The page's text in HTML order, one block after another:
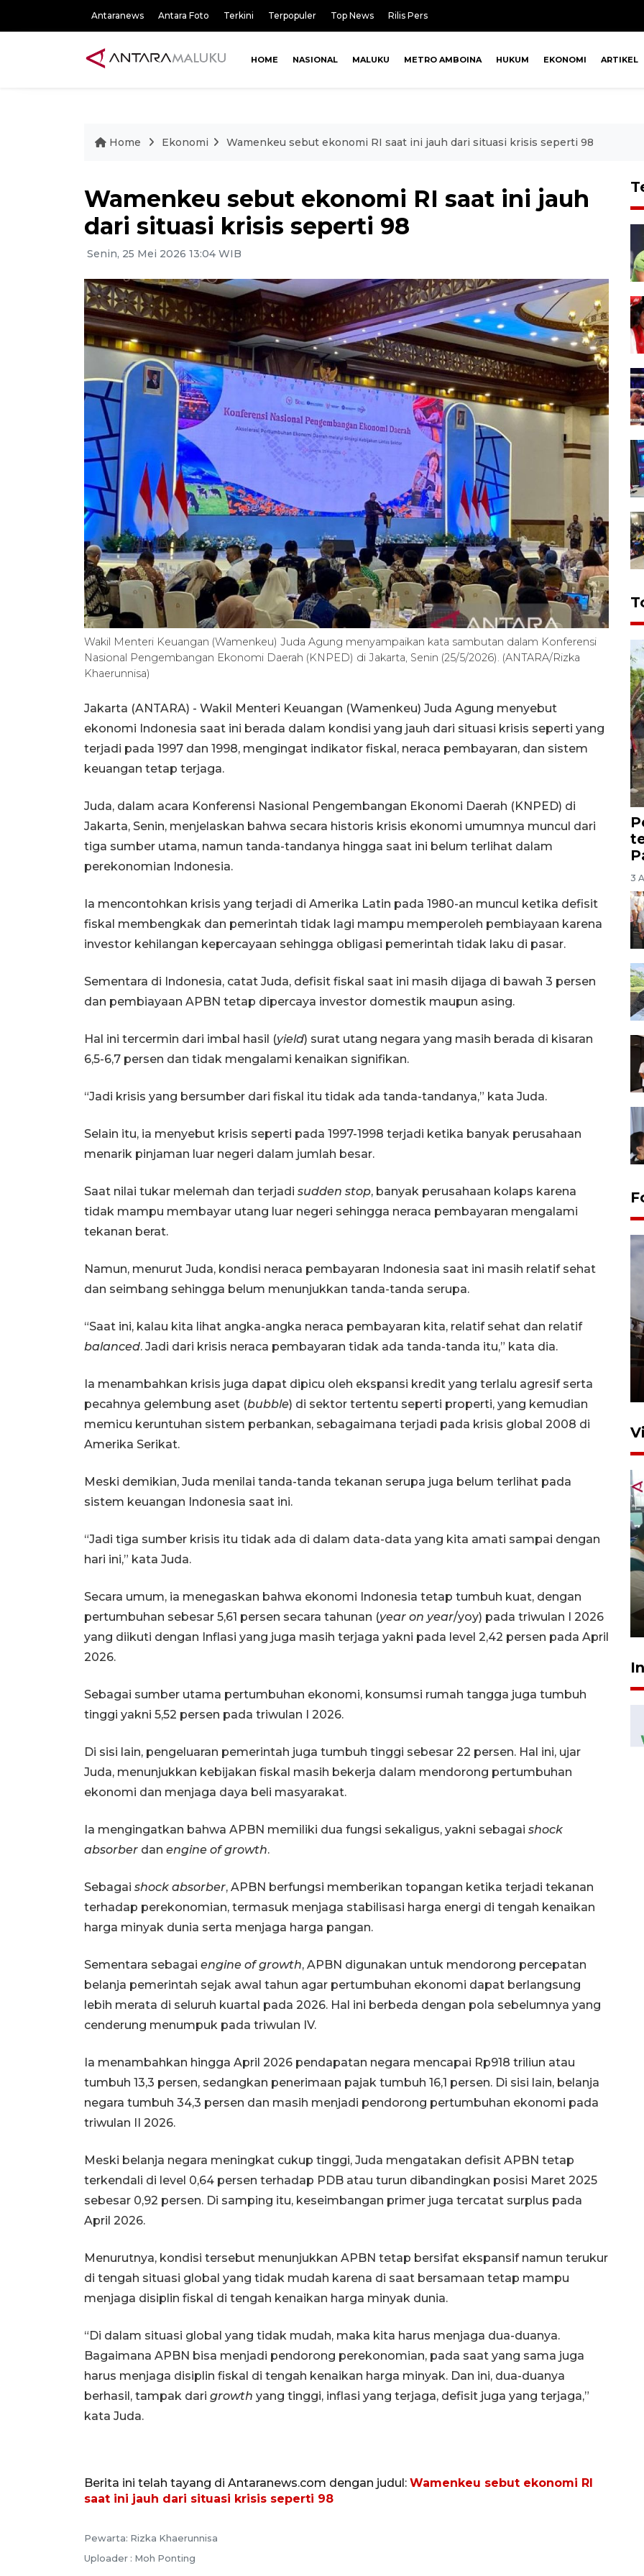
Antaranews Antara Foto Terkini Terpopuler Top News Rilis Pers
HOME NASIONAL MALUKU METRO AMBOINA HUKUM EKONOMI ARTIKEL
Home Ekonomi Wamenkeu sebut ekonomi RI saat ini jauh dari situasi krisis seperti 98
Wamenkeu sebut ekonomi RI saat ini jauh
dari situasi krisis seperti 98
Senin, 25 Mei 2026 13:04 WIB
Wakil Menteri Keuangan (Wamenkeu) Juda Agung menyampaikan kata sambutan dalam Konferensi
Nasional Pengembangan Ekonomi Daerah (KNPED) di Jakarta, Senin (25/5/2026). (ANTARA/Rizka
Khaerunnisa)
Jakarta (ANTARA) - Wakil Menteri Keuangan (Wamenkeu) Juda Agung menyebut
ekonomi Indonesia saat ini berada dalam kondisi yang jauh dari situasi krisis seperti yang
terjadi pada 1997 dan 1998, mengingat indikator fiskal, neraca pembayaran, dan sistem
keuangan tetap terjaga.
Juda, dalam acara Konferensi Nasional Pengembangan Ekonomi Daerah (KNPED) di
Jakarta, Senin, menjelaskan bahwa secara historis krisis ekonomi umumnya muncul dari
tiga sumber utama, namun tanda-tandanya hingga saat ini belum terlihat dalam
perekonomian Indonesia.
Ia mencontohkan krisis yang terjadi di Amerika Latin pada 1980-an muncul ketika defisit
fiskal membengkak dan pemerintah tidak lagi mampu memperoleh pembiayaan karena
investor kehilangan kepercayaan sehingga obligasi pemerintah tidak laku di pasar.
Sementara di Indonesia, catat Juda, defisit fiskal saat ini masih dijaga di bawah 3 persen
dan pembiayaan APBN tetap dipercaya investor domestik maupun asing.
Hal ini tercermin dari imbal hasil (yield) surat utang negara yang masih berada di kisaran
6,5-6,7 persen dan tidak mengalami kenaikan signifikan.
“Jadi krisis yang bersumber dari fiskal itu tidak ada tanda-tandanya,” kata Juda.
Selain itu, ia menyebut krisis seperti pada 1997-1998 terjadi ketika banyak perusahaan
menarik pinjaman luar negeri dalam jumlah besar.
Saat nilai tukar melemah dan terjadi sudden stop, banyak perusahaan kolaps karena
tidak mampu membayar utang luar negeri sehingga neraca pembayaran mengalami
tekanan berat.
Namun, menurut Juda, kondisi neraca pembayaran Indonesia saat ini masih relatif sehat
dan seimbang sehingga belum menunjukkan tanda-tanda serupa.
“Saat ini, kalau kita lihat angka-angka neraca pembayaran kita, relatif sehat dan relatif
balanced. Jadi dari krisis neraca pembayaran tidak ada tanda-tanda itu,” kata dia.
Ia menambahkan krisis juga dapat dipicu oleh ekspansi kredit yang terlalu agresif serta
pecahnya gelembung aset (bubble) di sektor tertentu seperti properti, yang kemudian
memicu keruntuhan sistem perbankan, sebagaimana terjadi pada krisis global 2008 di
Amerika Serikat.
Meski demikian, Juda menilai tanda-tanda tekanan serupa juga belum terlihat pada
sistem keuangan Indonesia saat ini.
“Jadi tiga sumber krisis itu tidak ada di dalam data-data yang kita amati sampai dengan
hari ini,” kata Juda.
Secara umum, ia menegaskan bahwa ekonomi Indonesia tetap tumbuh kuat, dengan
pertumbuhan sebesar 5,61 persen secara tahunan (year on year/yoy) pada triwulan I 2026
yang diikuti dengan Inflasi yang juga masih terjaga yakni pada level 2,42 persen pada April
2026.
Sebagai sumber utama pertumbuhan ekonomi, konsumsi rumah tangga juga tumbuh
tinggi yakni 5,52 persen pada triwulan I 2026.
Di sisi lain, pengeluaran pemerintah juga tumbuh tinggi sebesar 22 persen. Hal ini, ujar
Juda, menunjukkan kebijakan fiskal masih bekerja dalam mendorong pertumbuhan
ekonomi dan menjaga daya beli masyarakat.
Ia mengingatkan bahwa APBN memiliki dua fungsi sekaligus, yakni sebagai shock
absorber dan engine of growth.
Sebagai shock absorber, APBN berfungsi memberikan topangan ketika terjadi tekanan
terhadap perekonomian, termasuk menjaga stabilisasi harga energi di tengah kenaikan
harga minyak dunia serta menjaga harga pangan.
Sementara sebagai engine of growth, APBN digunakan untuk mendorong percepatan
belanja pemerintah sejak awal tahun agar pertumbuhan ekonomi dapat berlangsung
lebih merata di seluruh kuartal pada 2026. Hal ini berbeda dengan pola sebelumnya yang
cenderung menumpuk pada triwulan IV.
Ia menambahkan hingga April 2026 pendapatan negara mencapai Rp918 triliun atau
tumbuh 13,3 persen, sedangkan penerimaan pajak tumbuh 16,1 persen. Di sisi lain, belanja
negara tumbuh 34,3 persen dan masih menjadi pendorong pertumbuhan ekonomi pada
triwulan II 2026.
Meski belanja negara meningkat cukup tinggi, Juda mengatakan defisit APBN tetap
terkendali di level 0,64 persen terhadap PDB atau turun dibandingkan posisi Maret 2025
sebesar 0,92 persen. Di samping itu, keseimbangan primer juga tercatat surplus pada
April 2026.
Menurutnya, kondisi tersebut menunjukkan APBN tetap bersifat ekspansif namun terukur
di tengah situasi global yang tidak mudah karena di saat bersamaan tetap mampu
menjaga disiplin fiskal di tengah kenaikan harga minyak dunia.
“Di dalam situasi global yang tidak mudah, maka kita harus menjaga dua-duanya.
Bagaimana APBN bisa menjadi pendorong perekonomian, pada saat yang sama juga
harus menjaga disiplin fiskal di tengah kenaikan harga minyak. Dan ini, dua-duanya
berhasil, tampak dari growth yang tinggi, inflasi yang terjaga, defisit juga yang terjaga,”
kata Juda.
Berita ini telah tayang di Antaranews.com dengan judul: Wamenkeu sebut ekonomi RI
saat ini jauh dari situasi krisis seperti 98
Pewarta: Rizka Khaerunnisa
Uploader : Moh Ponting
3
Unjuk rasa protes penataan
5 Mei 2026 05:32
pembinaan
23 Juli 2026 14:28
Waspadai penyakit saat